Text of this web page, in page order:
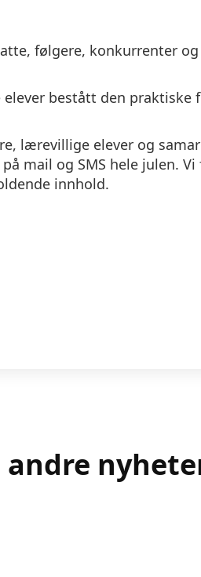
følgere, konkurrenter
bestått den
lærevillige elever og
på mail og SMS hele julen.
innhold.
andre